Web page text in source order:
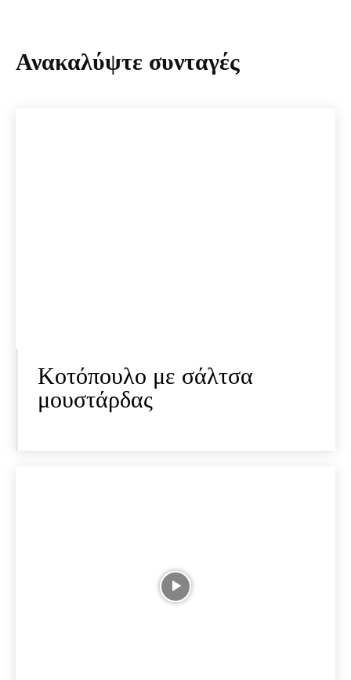
Ανακαλύψτε συνταγές
Κοτόπουλο με σάλτσα
μουστάρδας